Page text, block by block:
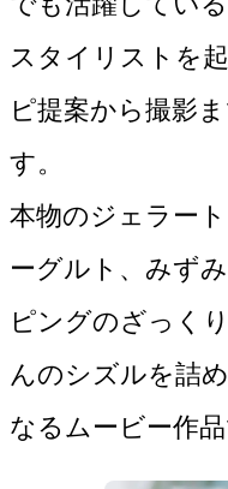
スタイリストを
ピ提案から撮影
す。
本物のジェラー
ーグルト、みず
ピングのざっく
んのシズルを詰
なるムービー作品